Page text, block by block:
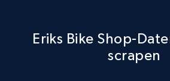
Eriks Bike Shop-
scrapen